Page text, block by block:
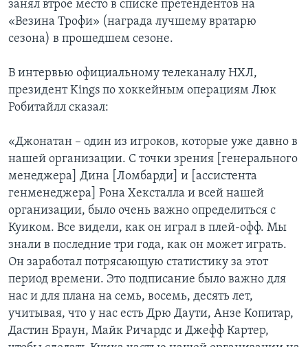
занял втрое место в списке претендентов на
«Везина Трофи» (награда лучшему вратарю
сезона) в прошедшем сезоне.
В интервью официальному телеканалу НХЛ,
президент Kings по хоккейным операциям Люк
Робитайлл сказал:
«Джонатан – один из игроков, которые уже давно в
нашей организации. С точки зрения [генерального
менеджера] Дина [Ломбарди] и [ассистента
генменеджера] Рона Хексталла и всей нашей
организации, было очень важно определиться с
Куиком. Все видели, как он играл в плей-офф. Мы
знали в последние три года, как он может играть.
Он заработал потрясающую статистику за этот
период времени. Это подписание было важно для
нас и для плана на семь, восемь, десять лет,
учитывая, что у нас есть Дрю Даути, Анзе Копитар,
Дастин Браун, Майк Ричардс и Джефф Картер,